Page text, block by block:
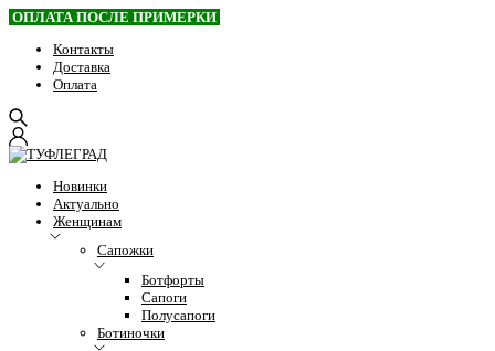
ОПЛАТА ПОСЛЕ ПРИМЕРКИ
Контакты
Доставка
Оплата
Новинки
Актуально
Женщинам
Сапожки
Ботфорты
Сапоги
Полусапоги
Ботиночки